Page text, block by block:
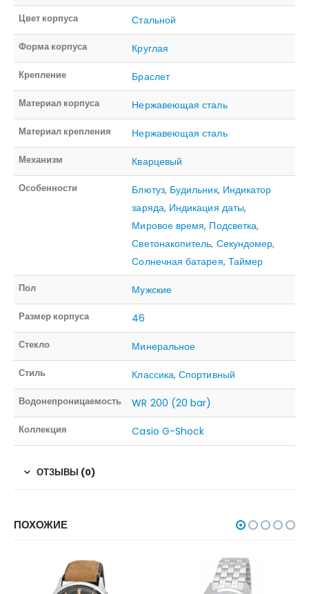
Цвет корпуса Стальной
Форма корпуса Круглая
Крепление Браслет
Материал корпуса Нержавеющая сталь
Материал крепления Нержавеющая сталь
Механизм Кварцевый
Особенности Блютуз, Будильник, Индикатор
заряда, Индикация даты,
Мировое время, Подсветка,
Светонакопитель, Секундомер,
Солнечная батарея, Таймер
Пол Мужские
Размер корпуса 46
Стекло Минеральное
Стиль Классика,Спортивный
Водонепроницаемость WR 200 (20 bar)
Коллекция Casio G-Shock
ОТЗЫВЫ (0)
ПОХОЖИЕ
НЕТ В НАЛИЧИИ